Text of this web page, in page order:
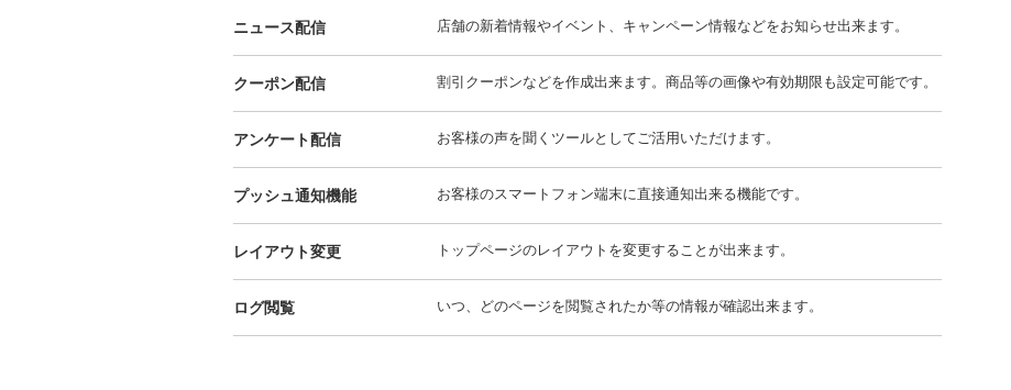
ニュース配信 店舗の新着情報やイベント、キャンペーン情報などをお知らせ出来ます。
クーポン配信 割引クーポンなどを作成出来ます。商品等の画像や有効期限も設定可能です。
アンケート配信 お客様の声を聞くツールとしてご活用いただけます。
プッシュ通知機能 お客様のスマートフォン端末に直接通知出来る機能です。
レイアウト変更 トップページのレイアウトを変更することが出来ます。
ログ閲覧 いつ、どのページを閲覧されたか等の情報が確認出来ます。